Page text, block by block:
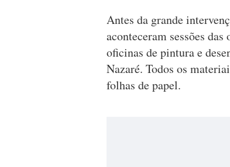
Antes da grande
aconteceram sessões
oficinas de pintura e
Nazaré. Todos os
folhas de papel.